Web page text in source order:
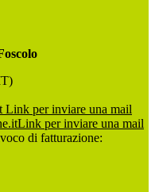
Link per inviare una mail
Link per inviare una mail
di fatturazione: